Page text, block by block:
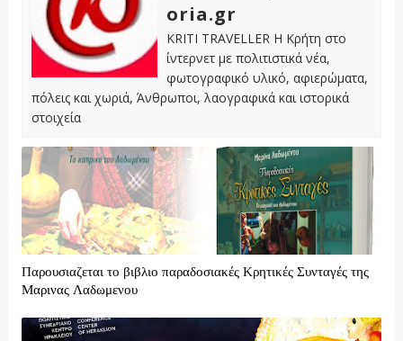
oria.gr
KRITI TRAVELLER Η Κρήτη στο
ίντερνετ με πολιτιστικά νέα,
φωτογραφικό υλικό, αφιερώματα,
πόλεις και χωριά, Άνθρωποι, λαογραφικά και ιστορικά
στοιχεία
Παρουσιαζεται το βιβλιο παραδοσιακές Κρητικές Συνταγές της
Μαρινας Λαδωμενου